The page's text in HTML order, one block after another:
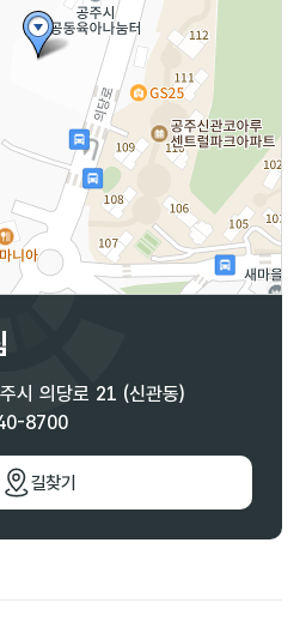
시 의당로 21 (신관동)
8700
길찾기